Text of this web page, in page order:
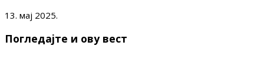
13. мај 2025.
Погледајте и ову вест